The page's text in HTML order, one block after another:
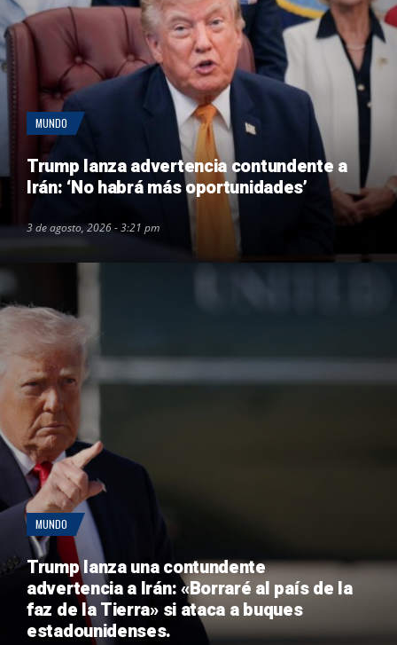
MUNDO
Trump lanza advertencia contundente a
Irán: ‘No habrá más oportunidades’
3 de agosto, 2026 - 3:21 pm
MUNDO
Trump lanza una contundente
advertencia a Irán: «Borraré al país de la
faz de la Tierra» si ataca a buques
estadounidenses.